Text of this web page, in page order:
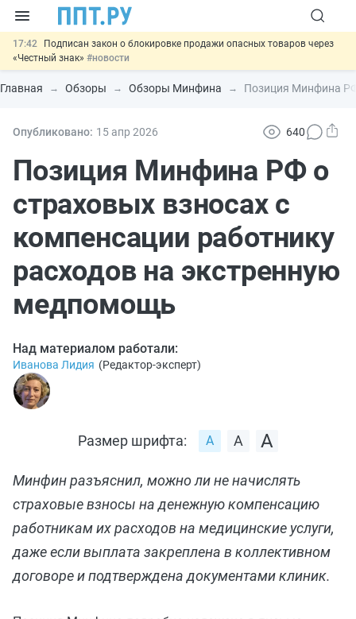
17:42
Подписан закон о блокировке продажи опасных товаров через
«Честный знак» #новости
17:17 Дистанционную работу беременных пропишут в ТК РФ#новости
15:25 Изменят правила контроля за подрядчиками ИЖС с эскроу-
11:31
Разработают единые критерии трудовых и ГПХ-
отношений #новости
Главная Обзоры Обзоры Минфина Позиция Минфина
Опубликовано: 15 апр 2026 640
Позиция Минфина РФ о
страховых взносах с
компенсации работнику
расходов на экстренную
медпомощь
Над материалом работали:
Иванова Лидия (Редактор-эксперт)
Размер шрифта:
Минфин разъяснил, можно ли не начислять
страховые взносы на денежную компенсацию
работникам их расходов на медицинские услуги,
даже если выплата закреплена в коллективном
договоре и подтверждена документами клиник.